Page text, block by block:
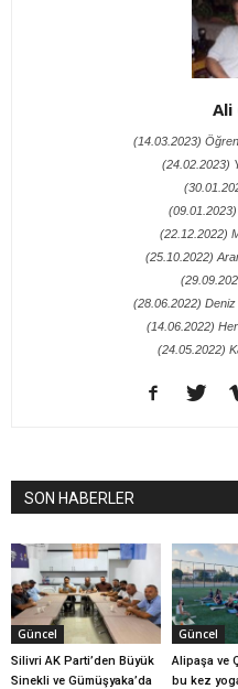
Ali
(14.03.2023)
(24.02.2023)
(22.12.2022)
(25.10.2022)
(28.06.2022)
(14.06.2022)
(24.05.2022)
SON HABERLER
Güncel
Silivri AK Parti’den Büyük
Sinekli ve Gümüşyaka’da
Güncel
Alipaşa ve
bu kez